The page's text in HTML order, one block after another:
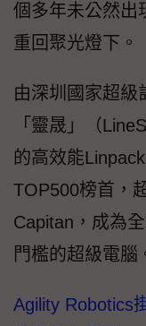
個多年未公然出
重回聚光燈下。
由深圳國家超級
「靈晟」（
的高效能
TOP500榜首，
Capitan，成為
門檻的超級電腦
Agility Robotics